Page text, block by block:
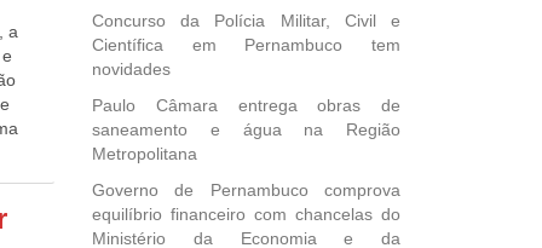
no
de
de
na
a
Concurso da Polícia Militar, Civil e
Científica em Pernambuco tem
novidades
Paulo Câmara entrega obras de
saneamento e água na Região
Metropolitana
Governo de Pernambuco comprova
equilíbrio financeiro com chancelas do
Ministério da Economia e da